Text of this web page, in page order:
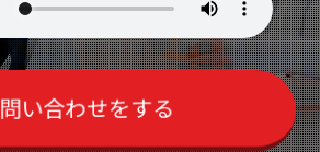
問い合わせをする